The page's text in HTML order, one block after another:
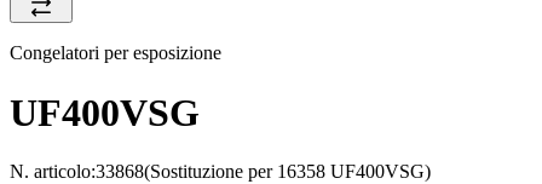
Congelatori per esposizione
UF400VSG
N. articolo:33868(Sostituzione per 16358 UF400VSG)